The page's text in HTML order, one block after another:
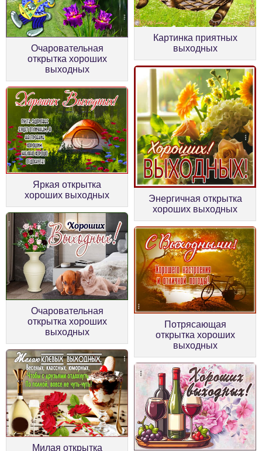
Очаровательная
открытка хороших
выходных
Картинка приятных
выходных
Яркая открытка
хороших выходных
Энергичная открытка
хороших выходных
Очаровательная
открытка хороших
выходных
Потрясающая
открытка хороших
выходных
Милая открытка